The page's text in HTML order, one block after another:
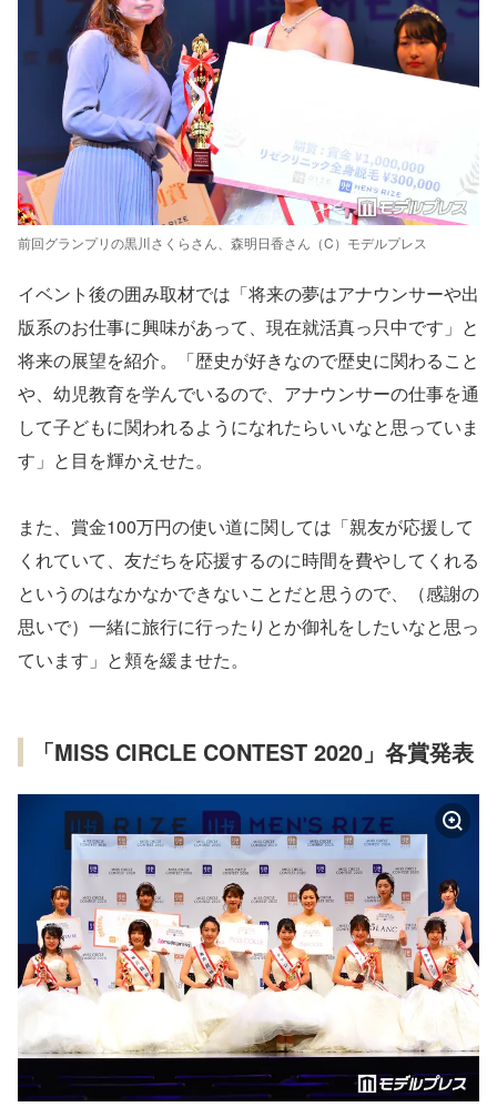
前回グランプリの黒川さくらさん、森明日香さん（C）モデルプレス
イベント後の囲み取材では「将来の夢はアナウンサーや出
版系のお仕事に興味があって、現在就活真っ只中です」と
将来の展望を紹介。「歴史が好きなので歴史に関わること
や、幼児教育を学んでいるので、アナウンサーの仕事を通
して子どもに関われるようになれたらいいなと思っていま
す」と目を輝かえせた。
また、賞金100万円の使い道に関しては「親友が応援して
くれていて、友だちを応援するのに時間を費やしてくれる
というのはなかなかできないことだと思うので、（感謝の
思いで）一緒に旅行に行ったりとか御礼をしたいなと思っ
ています」と頬を緩ませた。
「MISS CIRCLE CONTEST 2020」各賞発表